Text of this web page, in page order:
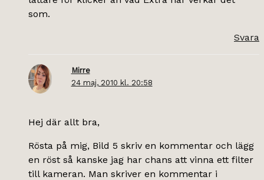
som.
Svara
Mirre
24 maj, 2010 kl. 20:58
Hej där allt bra,
Rösta på mig, Bild 5 skriv en kommentar och lägg
en röst så kanske jag har chans att vinna ett filter
till kameran. Man skriver en kommentar i